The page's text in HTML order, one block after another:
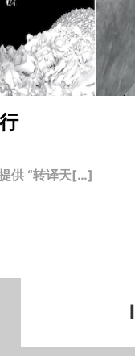
供 “转译天[…]